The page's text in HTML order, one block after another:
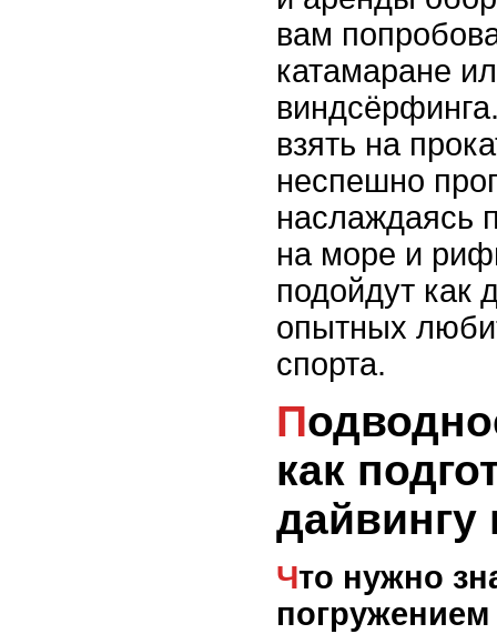
вам
катамаране
взять на
неспешно
наслаждаясь
на море и
подойдут как
опытных
спорта.
Подводное погружение:
как
дайвингу
Что нужно знать перед
погружением